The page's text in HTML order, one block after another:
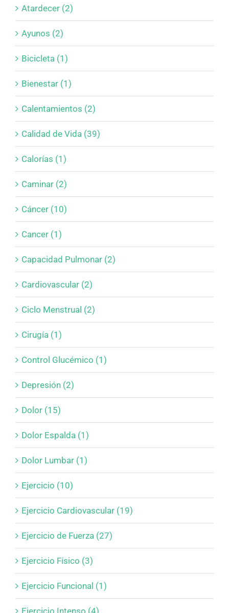
Atardecer (2)
Ayunos (2)
Bicicleta (1)
Bienestar (1)
Calentamientos (2)
Calidad de Vida (39)
Calorías (1)
Caminar (2)
Cáncer (10)
Cancer (1)
Capacidad Pulmonar (2)
Cardiovascular (2)
Ciclo Menstrual (2)
Cirugía (1)
Control Glucémico (1)
Depresión (2)
Dolor (15)
Dolor Espalda (1)
Dolor Lumbar (1)
Ejercicio (10)
Ejercicio Cardiovascular (19)
Ejercicio de Fuerza (27)
Ejercicio Físico (3)
Ejercicio Funcional (1)